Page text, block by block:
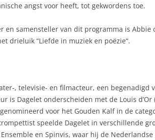
angst voor heeft, tot gekwordens toe.
en samensteller van dit programma is Abbie
drieluik “Liefde in muziek en poëzie“.
, televisie- en filmacteur, een begenadigd
is Dagelet onderscheiden met de Louis d’Or
voor het Gouden Kalf in de
speelde Dagelet in verschillende
Ensemble en Spinvis, waar hij de